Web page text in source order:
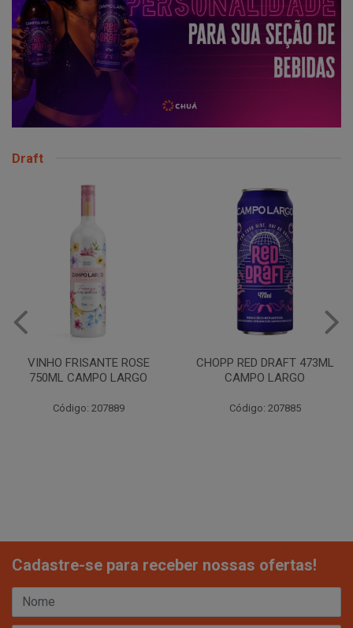
Draft
VINHO FRISANTE ROSE
750ML CAMPO LARGO
Código: 207889
CHOPP RED DRAFT 473ML
CAMPO LARGO
Código: 207885
Cadastre-se para receber nossas ofertas!